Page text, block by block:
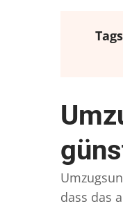
dass das